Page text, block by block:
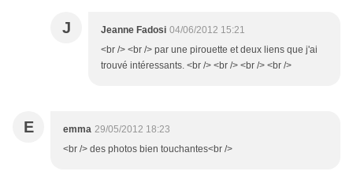
J Jeanne Fadosi 04/06/2012 15:21
<br /> <br /> par une pirouette et deux liens que j'ai
trouvé intéressants. <br /> <br /> <br /> <br />
E emma 29/05/2012 18:23
<br /> des photos bien touchantes<br />